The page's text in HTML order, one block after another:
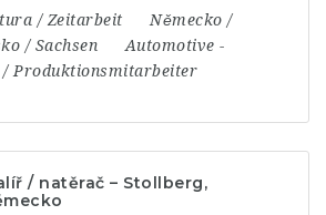
/ Zeitarbeit
Německo /
/ Sachsen Automotive -
Produktionsmitarbeiter
/ natěrač – Stollberg,